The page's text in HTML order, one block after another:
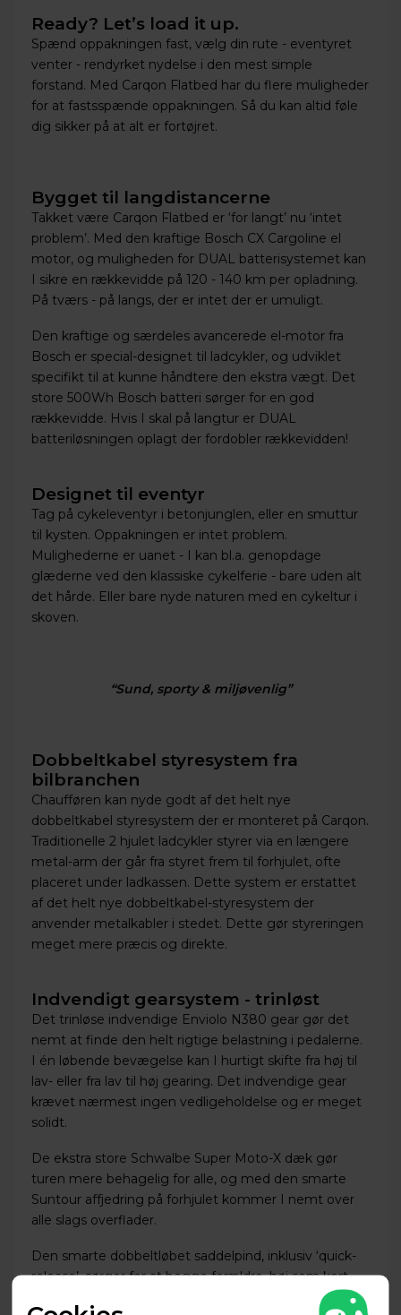
Ready? Let’s load it up.
Spænd oppakningen fast, vælg din rute - eventyret
venter - rendyrket nydelse i den mest simple
forstand. Med Carqon Flatbed har du flere muligheder
for at fastsspænde oppakningen. Så du kan altid føle
dig sikker på at alt er fortøjret.
Bygget til langdistancerne
Takket være Carqon Flatbed er ‘for langt’ nu ‘intet
problem’. Med den kraftige Bosch CX Cargoline el
motor, og muligheden for DUAL batterisystemet kan
I sikre en rækkevidde på 120 - 140 km per opladning.
På tværs - på langs, der er intet der er umuligt.
Den kraftige og særdeles avancerede el-motor fra
Bosch er special-designet til ladcykler, og udviklet
specifikt til at kunne håndtere den ekstra vægt. Det
store 500Wh Bosch batteri sørger for en god
rækkevidde. Hvis I skal på langtur er DUAL
batteriløsningen oplagt der fordobler rækkevidden!
Designet til eventyr
Tag på cykeleventyr i betonjunglen, eller en smuttur
til kysten. Oppakningen er intet problem.
Mulighederne er uanet - I kan bl.a. genopdage
glæderne ved den klassiske cykelferie - bare uden alt
det hårde. Eller bare nyde naturen med en cykeltur i
skoven.
“Sund, sporty & miljøvenlig”
Dobbeltkabel styresystem fra
bilbranchen
Chaufføren kan nyde godt af det helt nye
dobbeltkabel styresystem der er monteret på Carqon.
Traditionelle 2 hjulet ladcykler styrer via en længere
metal-arm der går fra styret frem til forhjulet, ofte
placeret under ladkassen. Dette system er erstattet
af det helt nye dobbeltkabel-styresystem der
anvender metalkabler i stedet. Dette gør styreringen
meget mere præcis og direkte.
Indvendigt gearsystem - trinløst
Det trinløse indvendige Enviolo N380 gear gør det
nemt at finde den helt rigtige belastning i pedalerne.
I én løbende bevægelse kan I hurtigt skifte fra høj til
lav- eller fra lav til høj gearing. Det indvendige gear
krævet nærmest ingen vedligeholdelse og er meget
solidt.
De ekstra store Schwalbe Super Moto-X dæk gør
turen mere behagelig for alle, og med den smarte
Suntour affjedring på forhjulet kommer I nemt over
alle slags overflader.
Den smarte dobbeltløbet saddelpind, inklusiv ‘quick-
release’, sørger for at begge forældre, høj som kort
nemt kan indstille højden på sadlen uden at bruge